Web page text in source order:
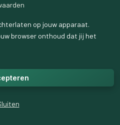
op jouw apparaat.
browser onthoud dat jij het